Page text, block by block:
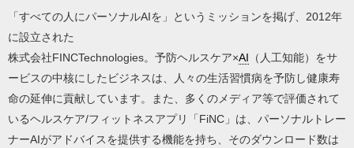
「すべての人にパーソナルAIを」というミッションを掲げ、2012年
に設立された
株式会社FINCTechnologies。予防ヘルスケア×AI （人工知能）をサ
ービスの中核にしたビジネスは、人々の生活習慣病を予防し健康寿
命の延伸に貢献しています。また、多くのメディア等で評価されて
いるヘルスケア/フィットネスアプリ「FiNC」は、パーソナルトレー
ナーAIがアドバイスを提供する機能を持ち、そのダウンロード数は